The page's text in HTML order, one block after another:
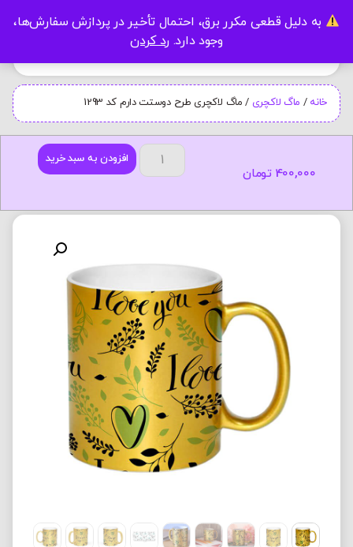
به دلیل قطعی مکرر برق، احتمال تأخیر در پردازش سفارش‌ها،
وجود دارد. رد کردن
خانه / ماگ لاکچری / ماگ لاکچری طرح دوستت دارم کد 1293
افزودن به سبد خرید
400,000 تومان